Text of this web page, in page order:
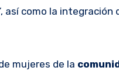
así como la
mujeres de la